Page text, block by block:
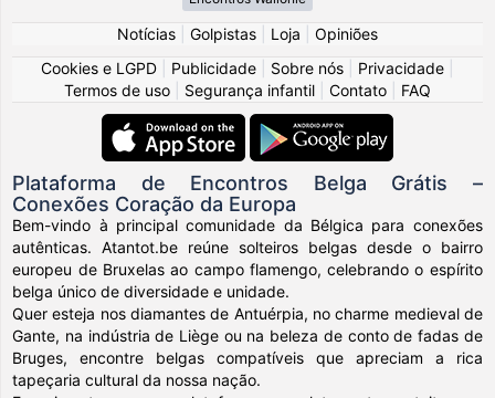
Notícias Golpistas Loja
Opiniões
Cookies e LGPD
Publicidade Sobre nós Privacidade
Termos de uso
Segurança infantil Contato FAQ
Plataforma de Encontros Belga Grátis –
Conexões Coração da Europa
Bem-vindo à principal comunidade da Bélgica para conexões
autênticas. Atantot.be reúne solteiros belgas desde o bairro
europeu de Bruxelas ao campo flamengo, celebrando o espírito
belga único de diversidade e unidade.
Quer esteja nos diamantes de Antuérpia, no charme medieval de
Gante, na indústria de Liège ou na beleza de conto de fadas de
Bruges, encontre belgas compatíveis que apreciam a rica
tapeçaria cultural da nossa nação.